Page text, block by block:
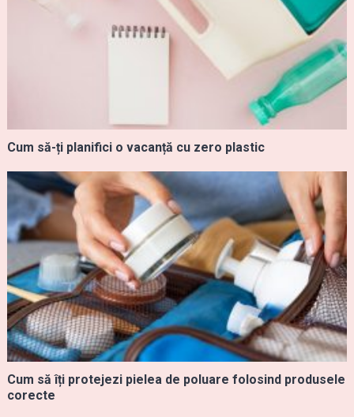
Cum să-ți planifici o vacanță cu zero plastic
Cum să îți protejezi pielea de poluare folosind produsele
corecte